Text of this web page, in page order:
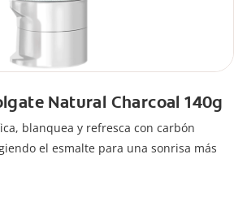
Natural Charcoal 140g
blanquea y refresca con carbón
el esmalte para una sonrisa más